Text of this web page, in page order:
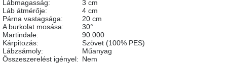
8.
születésnap
megünneplése
A
kedvenceid
Lábmagasság:
3 cm
Láb átmérője:
4 cm
Párna vastagsága:
20 cm
A burkolat mosása:
30°
Martindale:
90.000
Kárpitozás:
Szövet (100% PES)
Lábzsámoly:
Műanyag
Összeszerelést igényel: Nem